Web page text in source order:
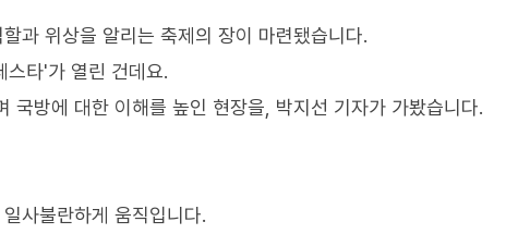
과 위상을 알리는 축제의 장이 마련됐습니다.
스타'가 열린 건데요.
국방에 대한 이해를 높인 현장을, 박지선 기자가 가봤습니다.
사불란하게 움직입니다.